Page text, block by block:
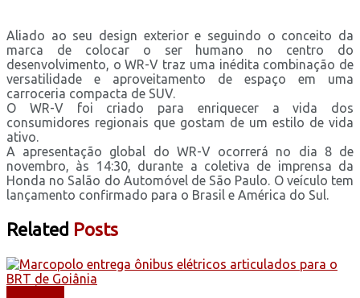
Aliado ao seu design exterior e seguindo o conceito da
marca de colocar o ser humano no centro do
desenvolvimento, o WR-V traz uma inédita combinação de
versatilidade e aproveitamento de espaço em uma
carroceria compacta de SUV.
O WR-V foi criado para enriquecer a vida dos
consumidores regionais que gostam de um estilo de vida
ativo.
A apresentação global do WR-V ocorrerá no dia 8 de
novembro, às 14:30, durante a coletiva de imprensa da
Honda no Salão do Automóvel de São Paulo. O veículo tem
lançamento confirmado para o Brasil e América do Sul.
Related Posts